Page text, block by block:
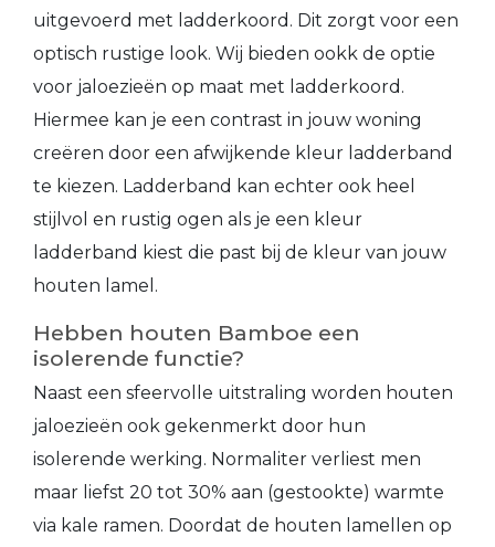
uitgevoerd met ladderkoord. Dit zorgt voor een
optisch rustige look. Wij bieden ookk de optie
voor jaloezieën op maat met ladderkoord.
Hiermee kan je een contrast in jouw woning
creëren door een afwijkende kleur ladderband
te kiezen. Ladderband kan echter ook heel
stijlvol en rustig ogen als je een kleur
ladderband kiest die past bij de kleur van jouw
houten lamel.
Hebben houten Bamboe een
isolerende functie?
Naast een sfeervolle uitstraling worden houten
jaloezieën ook gekenmerkt door hun
isolerende werking. Normaliter verliest men
maar liefst 20 tot 30% aan (gestookte) warmte
via kale ramen. Doordat de houten lamellen op